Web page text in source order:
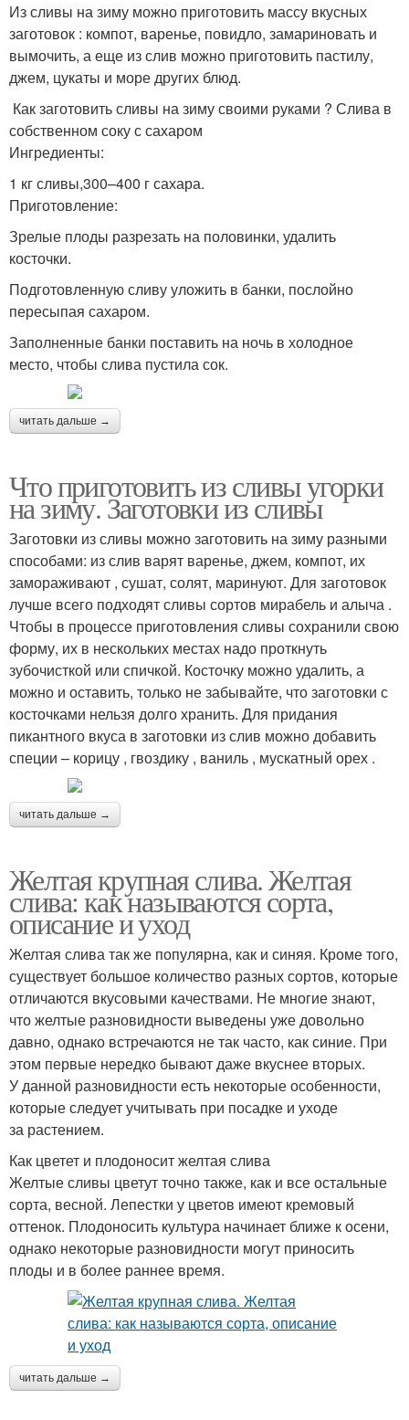
Из сливы на зиму можно приготовить массу вкусных
заготовок : компот, варенье, повидло, замариновать и
вымочить, а еще из слив можно приготовить пастилу,
джем, цукаты и море других блюд.
Как заготовить сливы на зиму своими руками ? Слива в
собственном соку с сахаром
Ингредиенты:
1 кг сливы,300–400 г сахара.
Приготовление:
Зрелые плоды разрезать на половинки, удалить
косточки.
Подготовленную сливу уложить в банки, послойно
пересыпая сахаром.
Заполненные банки поставить на ночь в холодное
место, чтобы слива пустила сок.
читать дальше →
Что приготовить из сливы угорки
на зиму. Заготовки из сливы
Заготовки из сливы можно заготовить на зиму разными
способами: из слив варят варенье, джем, компот, их
замораживают , сушат, солят, маринуют. Для заготовок
лучше всего подходят сливы сортов мирабель и алыча .
Чтобы в процессе приготовления сливы сохранили свою
форму, их в нескольких местах надо проткнуть
зубочисткой или спичкой. Косточку можно удалить, а
можно и оставить, только не забывайте, что заготовки с
косточками нельзя долго хранить. Для придания
пикантного вкуса в заготовки из слив можно добавить
специи – корицу , гвоздику , ваниль , мускатный орех .
читать дальше →
Желтая крупная слива. Желтая
слива: как называются сорта,
описание и уход
Желтая слива так же популярна, как и синяя. Кроме того,
существует большое количество разных сортов, которые
отличаются вкусовыми качествами. Не многие знают,
что желтые разновидности выведены уже довольно
давно, однако встречаются не так часто, как синие. При
этом первые нередко бывают даже вкуснее вторых.
У данной разновидности есть некоторые особенности,
которые следует учитывать при посадке и уходе
за растением.
Как цветет и плодоносит желтая слива
Желтые сливы цветут точно также, как и все остальные
сорта, весной. Лепестки у цветов имеют кремовый
оттенок. Плодоносить культура начинает ближе к осени,
однако некоторые разновидности могут приносить
плоды и в более раннее время.
читать дальше →